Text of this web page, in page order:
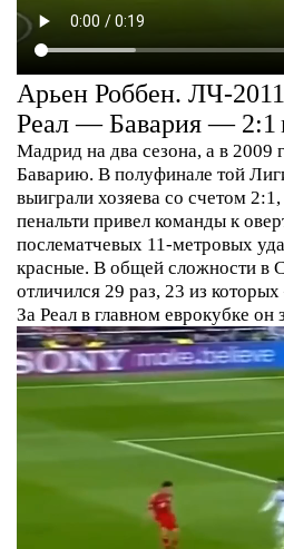
Арьен Роббен. ЛЧ-
Реал — Бавария — 2:1
Мадрид на два сезона, а в 2009
Баварию. В полуфинале той
выиграли хозяева со счетом
пенальти привел команды к
послематчевых 11-метровых
красные. В общей сложности в
отличился 29 раз, 23 из
За Реал в главном еврокубке